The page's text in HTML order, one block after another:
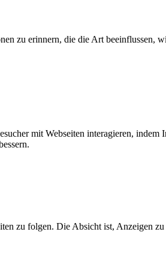
zu erinnern, die die Art beeinflussen,
mit Webseiten interagieren,
zu folgen. Die Absicht ist, Anzeigen